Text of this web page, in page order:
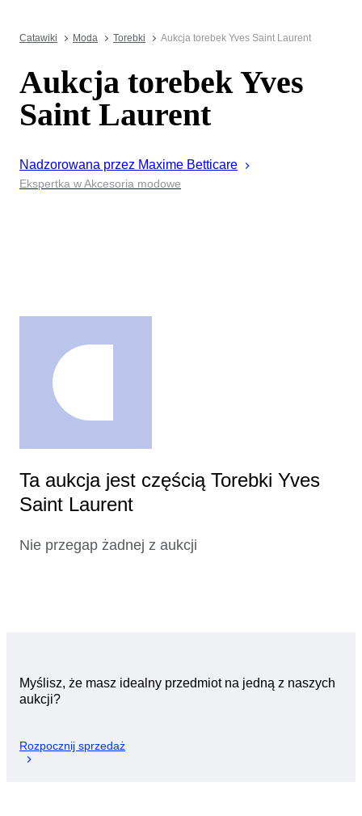
Catawiki Moda Torebki Aukcja torebek Yves Saint Laurent
Aukcja torebek Yves
Saint Laurent
Nadzorowana przez Maxime Betticare
Ekspertka w Akcesoria modowe
Ta aukcja jest częścią Torebki Yves
Saint Laurent
Nie przegap żadnej z aukcji
Myślisz, że masz idealny przedmiot na jedną z naszych
aukcji?
Rozpocznij sprzedaż